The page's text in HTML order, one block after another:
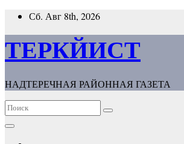
Перейти
содержимому
Сб. Авг 8th, 2026
ТЕРКЙИСТ
НАДТЕРЕЧНАЯ РАЙОННАЯ ГАЗЕТА